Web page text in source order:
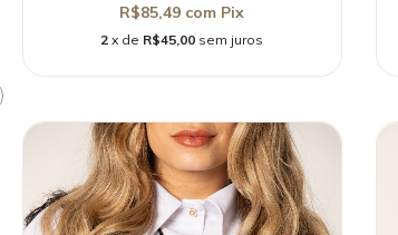
R$85,49 com Pix
2 x de R$45,00 sem juros